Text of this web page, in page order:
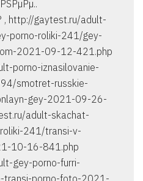
, http://gaytest.ru/adult-
porno-roliki-241/gey-
2021-09-12-421.php
porno-iznasilovanie-
smotret-russkie-
gey-2021-09-26-
adult-skachat-
241/transi-v-
10-16-841.php
gey-porno-furri-